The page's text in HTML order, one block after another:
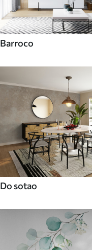
Barroco
Do sotao